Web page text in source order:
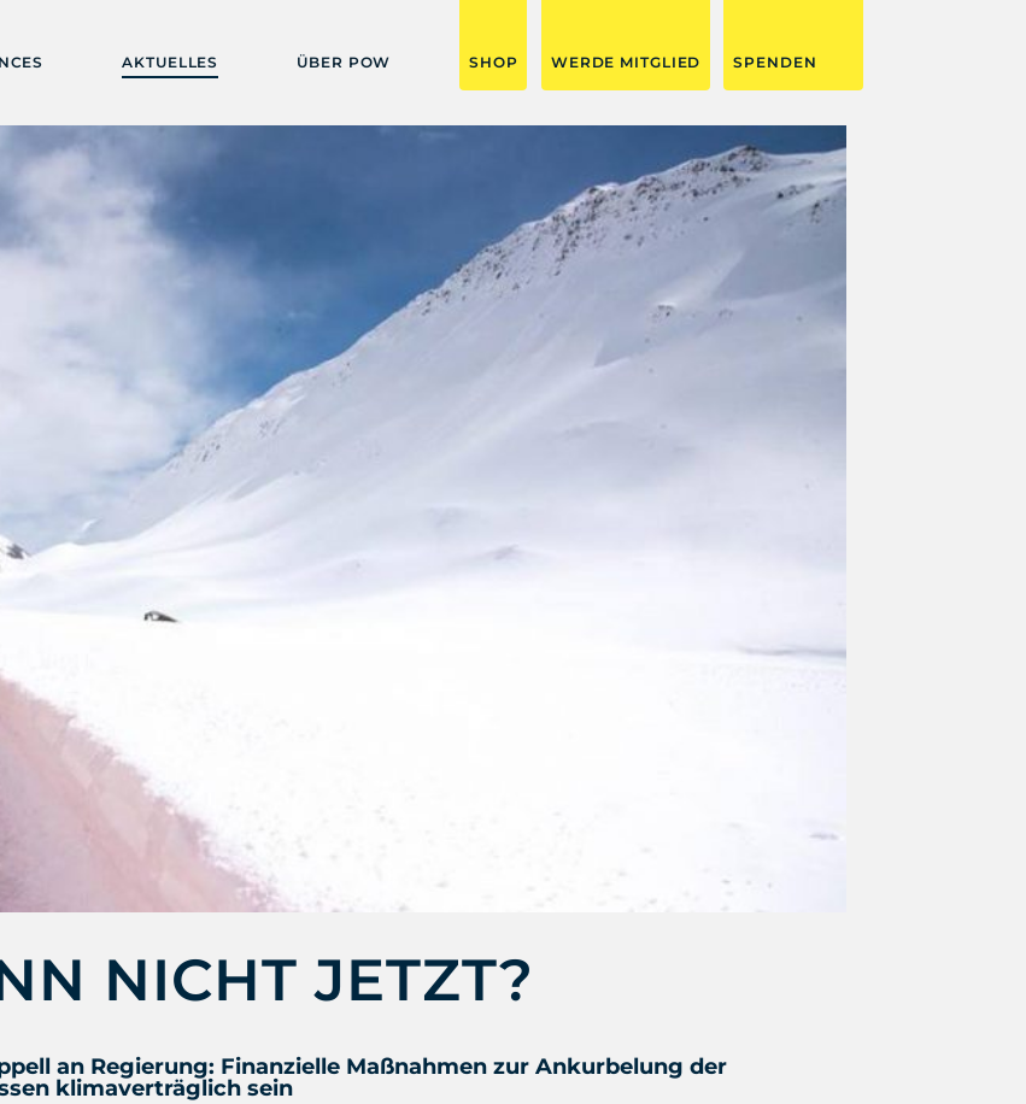
AKTUELLES ÜBER POW SHOP WERDE MITGLIED SPENDEN
NICHT JETZT?
an Regierung: Finanzielle Maßnahmen zur Ankurbelung der
klimaverträglich sein